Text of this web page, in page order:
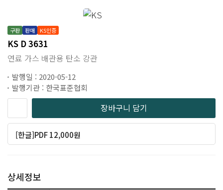
구판 판매 KS인증
KS D 3631
연료 가스 배관용 탄소 강관
발행일 : 2020-05-12
발행기관 : 한국표준협회
장바구니 담기
[한글]PDF 12,000원
상세정보